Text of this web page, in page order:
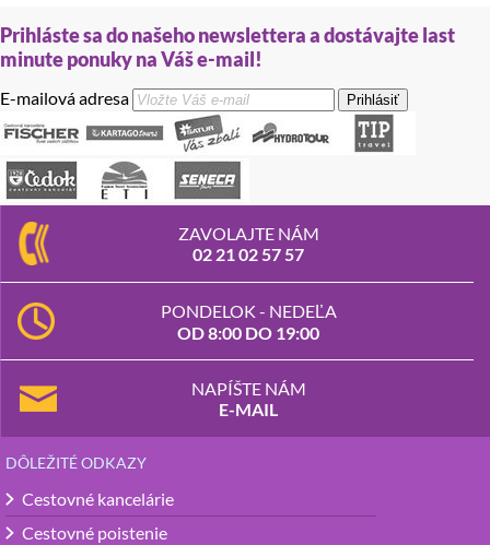
Prihláste sa do našeho newslettera a dostávajte last
minute ponuky na Váš e-mail!
E-mailová adresa Prihlásiť
ZAVOLAJTE NÁM
02 21 02 57 57
PONDELOK - NEDEĽA
OD 8:00 DO 19:00
NAPÍŠTE NÁM
E-MAIL
DÔLEŽITÉ ODKAZY
Cestovné kancelárie
Cestovné poistenie